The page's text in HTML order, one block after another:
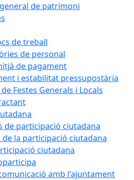
de patrimoni
de treball
de personal
de pagament
i estabilitat pressupostària
Festes Generals i Locals
de participació ciutadana
de la participació ciutadana
ciutadana
amb l'ajuntament